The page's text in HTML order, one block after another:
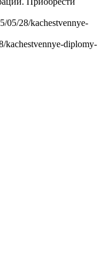
05/28/kachestvennye-
kachestvennye-diplomy-